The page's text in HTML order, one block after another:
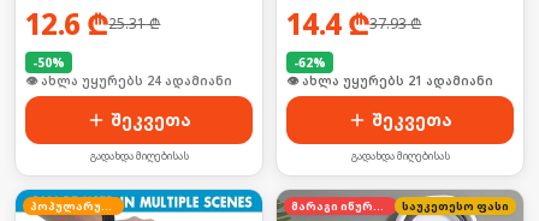
12.6 ₾25.31₾
-50%
🛒 ბოლო 24სთ-ში იყიდა 37-მა
შეკვეთა
გადახდა მიღებისას
14.4₾37.93₾
-62%
🛒 ბოლო 24სთ-ში იყიდა 34-მა
შეკვეთა
გადახდა მიღებისას
პოპულარული მარაგი იწურება საუკეთესო ფასი